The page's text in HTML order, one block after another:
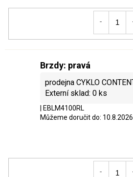
Brzdy: pravá
0 ks
| EBLM4100RL
Můžeme doručit do: 10.8.2026